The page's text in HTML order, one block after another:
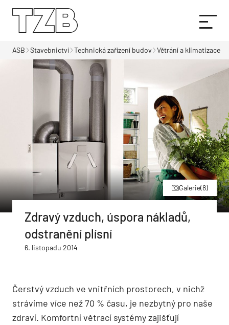
ASB Stavebnictví Technická zařízení budov Větrání a klimatizace
Galerie(8)
Zdravý vzduch, úspora nákladů,
odstranění plísní
6. listopadu 2014
Čerstvý vzduch ve vnitřních prostorech, v nichž
strávíme více než 70 % času, je nezbytný pro naše
zdraví. Komfortní větrací systémy zajišťují